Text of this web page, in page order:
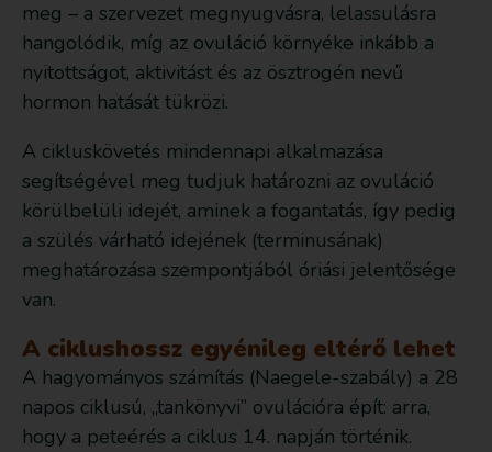
meg – a szervezet megnyugvásra, lelassulásra
hangolódik, míg az ovuláció környéke inkább a
nyitottságot, aktivitást és az ösztrogén nevű
hormon hatását tükrözi.
A cikluskövetés mindennapi alkalmazása
segítségével meg tudjuk határozni az ovuláció
körülbelüli idejét, aminek a fogantatás, így pedig
a szülés várható idejének (terminusának)
meghatározása szempontjából óriási jelentősége
van.
A ciklushossz egyénileg eltérő lehet
A hagyományos számítás (Naegele-szabály) a 28
napos ciklusú, „tankönyvi” ovulációra épít: arra,
hogy a peteérés a ciklus 14. napján történik.